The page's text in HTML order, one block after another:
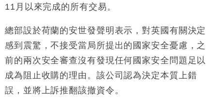
11月以來完成的所有交易。
總部設於荷蘭的安世發聲明表示，對英國有關決定
感到震驚，不接受當局所提出的國家安全憂慮，之
前的兩次安全審查沒有發現任何國家安全問題足以
成為阻止收購的理由。該公司認為決定本質上錯
誤，並將上訴推翻該撤資令。